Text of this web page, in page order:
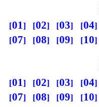
01 02 03 04
07
08 09 10
01 02 03 04
07
08 09 10